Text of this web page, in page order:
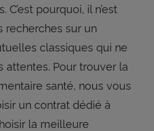
C’est pourquoi, il n’est
recherches sur un
classiques qui ne
attentes. Pour trouver la
santé, nous vous
un contrat dédié à
la meilleure